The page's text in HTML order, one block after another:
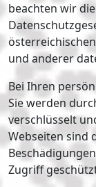
beachten wir
und anderer
Bei Ihren
Sie werden
verschlüsselt
Webseiten sind
Zugriff